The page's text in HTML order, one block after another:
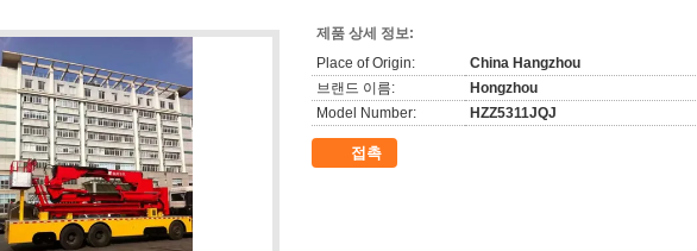
제품 상세 정보:
Place of Origin:
China Hangzhou
브랜드 이름:
Hongzhou
Model Number:
HZZ5311JQJ
접촉